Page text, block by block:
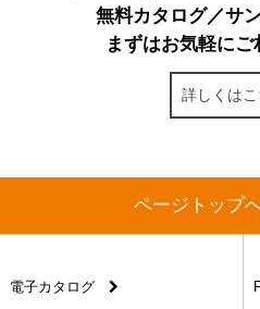
無料カタログ／サ
まずはお気軽にご
詳しくはこ
ページトップ
電子カタログ